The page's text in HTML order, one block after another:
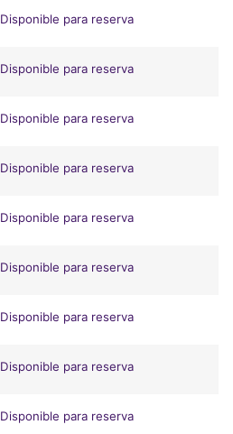
Disponible para reserva
Disponible para reserva
Disponible para reserva
Disponible para reserva
Disponible para reserva
Disponible para reserva
Disponible para reserva
Disponible para reserva
Disponible para reserva